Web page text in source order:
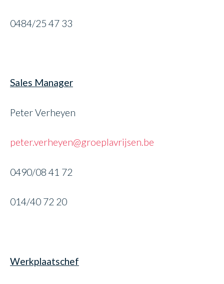
0484/25 47 33
Sales Manager
Peter Verheyen
peter.verheyen@groeplavrijsen.be
0490/08 41 72
014/40 72 20
Werkplaatschef